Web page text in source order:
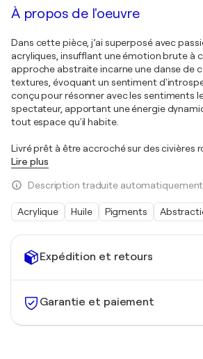
Expédition et retours
Garantie et paiement
À propos de l'oeuvre
Dans cette pièce, j’ai superposé avec
acryliques, insufflant une émotion brute à
approche abstraite incarne une danse de
textures, évoquant un sentiment
conçu pour résonner avec les sentiments
spectateur, apportant une énergie
tout espace qu'il habite.
Livré prêt à être accroché sur des civières
Lire plus
Description traduite automatiquement.
Acrylique Huile Pigments